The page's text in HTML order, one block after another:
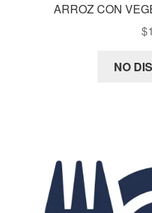
ARROZ CON
$
NO